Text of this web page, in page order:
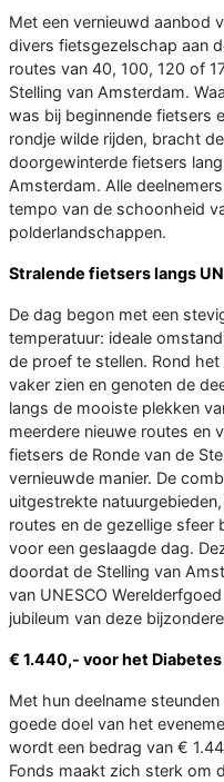
Met een vernieuwd aanbod
divers fietsgezelschap aan
routes van 40, 100, 120 of
Stelling van Amsterdam.
was bij beginnende fietsers
rondje wilde rijden, bracht
doorgewinterde fietsers
Amsterdam. Alle
tempo van de schoonheid
polderlandschappen.
Stralende fietsers langs
De dag begon met een
temperatuur: ideale
de proef te stellen. Rond
vaker zien en genoten de
langs de mooiste plekken
meerdere nieuwe routes en
fietsers de Ronde van de
vernieuwde manier. De
uitgestrekte
routes en de gezellige
voor een geslaagde dag.
doordat de Stelling van
van UNESCO
jubileum van deze
€ 1.440,- voor het Diabetes
Met hun deelname
goede doel van het
wordt een bedrag van €
Fonds maakt zich sterk om